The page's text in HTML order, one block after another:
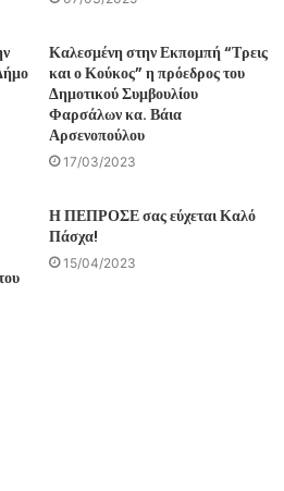
Καλεσμένη στην Εκπομπή “Τρεις
και ο Κούκος” η πρόεδρος του
Δημοτικού Συμβουλίου
Φαρσάλων κα. Βάια
Αρσενοπούλου
17/03/2023
Η ΠΕΠΡΟΣΕ σας εύχεται Καλό
Πάσχα!
15/04/2023